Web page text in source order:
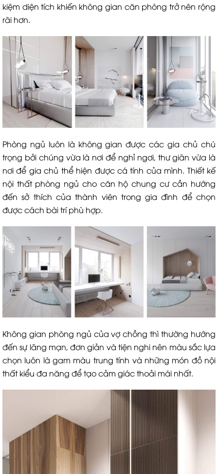
kiệm diện tích khiến không gian căn phòng trở nên rộng
rãi hơn.
Phòng ngủ luôn là không gian được các gia chủ chú
trọng bởi chúng vừa là nơi để nghỉ ngơi, thư giãn vừa là
nơi để gia chủ thể hiện được cá tính của mình. Thiết kế
nội thất phòng ngủ cho căn hộ chung cư cần hướng
đến sở thích của thành viên trong gia đình để chọn
được cách bài trí phù hợp.
Không gian phòng ngủ của vợ chồng thì thường hướng
đến sự lãng mạn, đơn giản và tiện nghi nên màu sắc lựa
chọn luôn là gam màu trung tính và những món đồ nội
thất kiểu đa năng để tạo cảm giác thoải mái nhất.